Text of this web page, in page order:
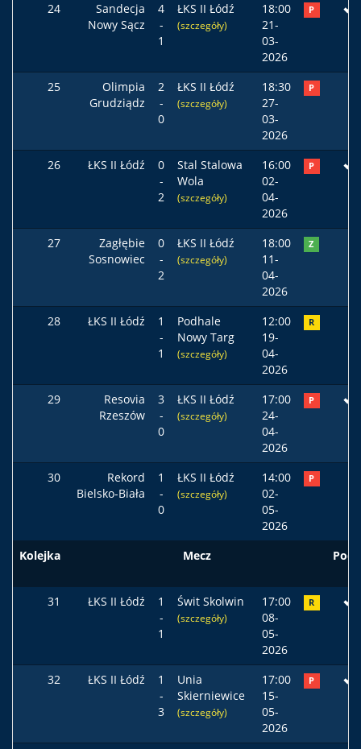
24
Sandecja
Nowy Sącz
4
-
1
ŁKS II Łódź
(szczegóły)
18:00
21-
03-
2026
P
25
Olimpia
Grudziądz
2
-
0
ŁKS II Łódź
(szczegóły)
18:30
27-
03-
2026
P
26 ŁKS II Łódź
0
-
2
Stal Stalowa
Wola
(szczegóły)
16:00
02-
04-
2026
P
27
Zagłębie
Sosnowiec
0
-
2
ŁKS II Łódź
(szczegóły)
18:00
11-
04-
2026
Z
28 ŁKS II Łódź
1
-
1
Podhale
Nowy Targ
(szczegóły)
12:00
19-
04-
2026
R
29
Resovia
Rzeszów
3
-
0
ŁKS II Łódź
(szczegóły)
17:00
24-
04-
2026
P
30
Rekord
Bielsko-Biała
1
-
0
ŁKS II Łódź
(szczegóły)
14:00
02-
05-
2026
P
Kolejka Mecz
31 ŁKS II Łódź
1
-
1
Świt Skolwin
(szczegóły)
17:00
08-
05-
2026
R
32 ŁKS II Łódź
1
-
3
Unia
Skierniewice
(szczegóły)
17:00
15-
05-
2026
P